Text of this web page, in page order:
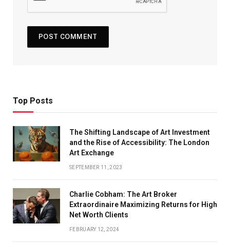
Top Posts
The Shifting Landscape of Art Investment
and the Rise of Accessibility: The London
Art Exchange
SEPTEMBER 11, 2023
Charlie Cobham: The Art Broker
Extraordinaire Maximizing Returns for High
Net Worth Clients
FEBRUARY 12, 2024